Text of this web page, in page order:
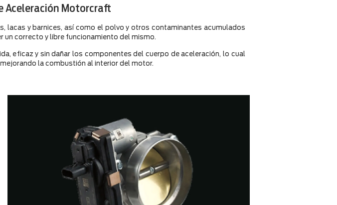
Aceleración Motorcraft
lacas y barnices, así como el polvo y otros contaminantes acumulados
un correcto y libre funcionamiento del mismo.
eficaz y sin dañar los componentes del cuerpo de aceleración, lo cual
la combustión al interior del motor.